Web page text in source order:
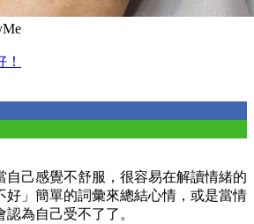
自己感覺不舒服，很容易在解讀情緒的
好」簡單的詞彙來總結心情，或是當情
為自己受不了了。